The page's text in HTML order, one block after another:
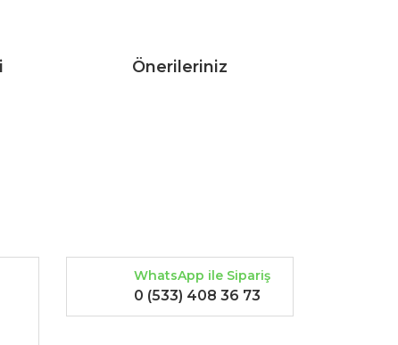
Önerileriniz
tarafımıza iletebilirsiniz.
WhatsApp ile Sipariş
0 (533) 408 36 73